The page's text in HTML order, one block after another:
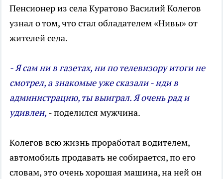
Пенсионер из села Куратово Василий Колегов
узнал о том, что стал обладателем «Нивы» от
жителей села.
- Я сам ни в газетах, ни по телевизору итоги не
смотрел, а знакомые уже сказали - иди в
администрацию, ты выиграл. Я очень рад и
удивлен, - поделился мужчина.
Колегов всю жизнь проработал водителем,
автомобиль продавать не собирается, по его
словам, это очень хорошая машина, на ней он